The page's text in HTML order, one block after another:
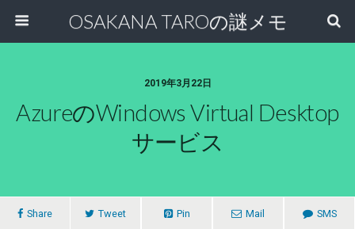
OSAKANA TAROの謎メモ
2019年3月22日
AzureのWindows Virtual Desktop
サービス
Share Tweet Pin Mail SMS